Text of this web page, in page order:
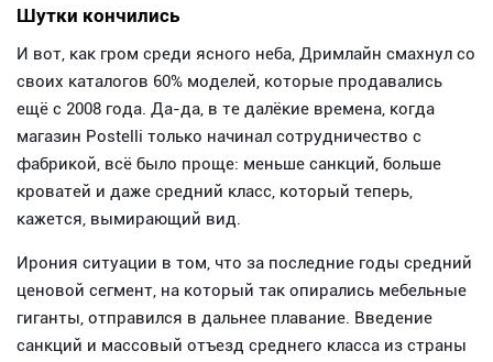
Шутки кончились
И вот, как гром среди ясного неба, Дримлайн смахнул со
своих каталогов 60% моделей, которые продавались
ещё с 2008 года. Да-да, в те далёкие времена, когда
магазин Postelli только начинал сотрудничество с
фабрикой, всё было проще: меньше санкций, больше
кроватей и даже средний класс, который теперь,
кажется, вымирающий вид.
Ирония ситуации в том, что за последние годы средний
ценовой сегмент, на который так опирались мебельные
гиганты, отправился в дальнее плавание. Введение
санкций и массовый отъезд среднего класса из страны